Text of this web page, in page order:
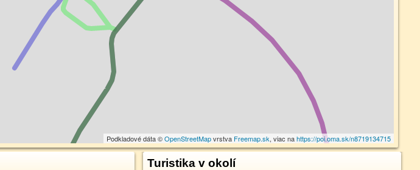
Podkladové dáta ©OpenStreetMapvrstva Freemap.sk, viac nahttps://poi.oma.sk/n8719134715
Turistika v okolí